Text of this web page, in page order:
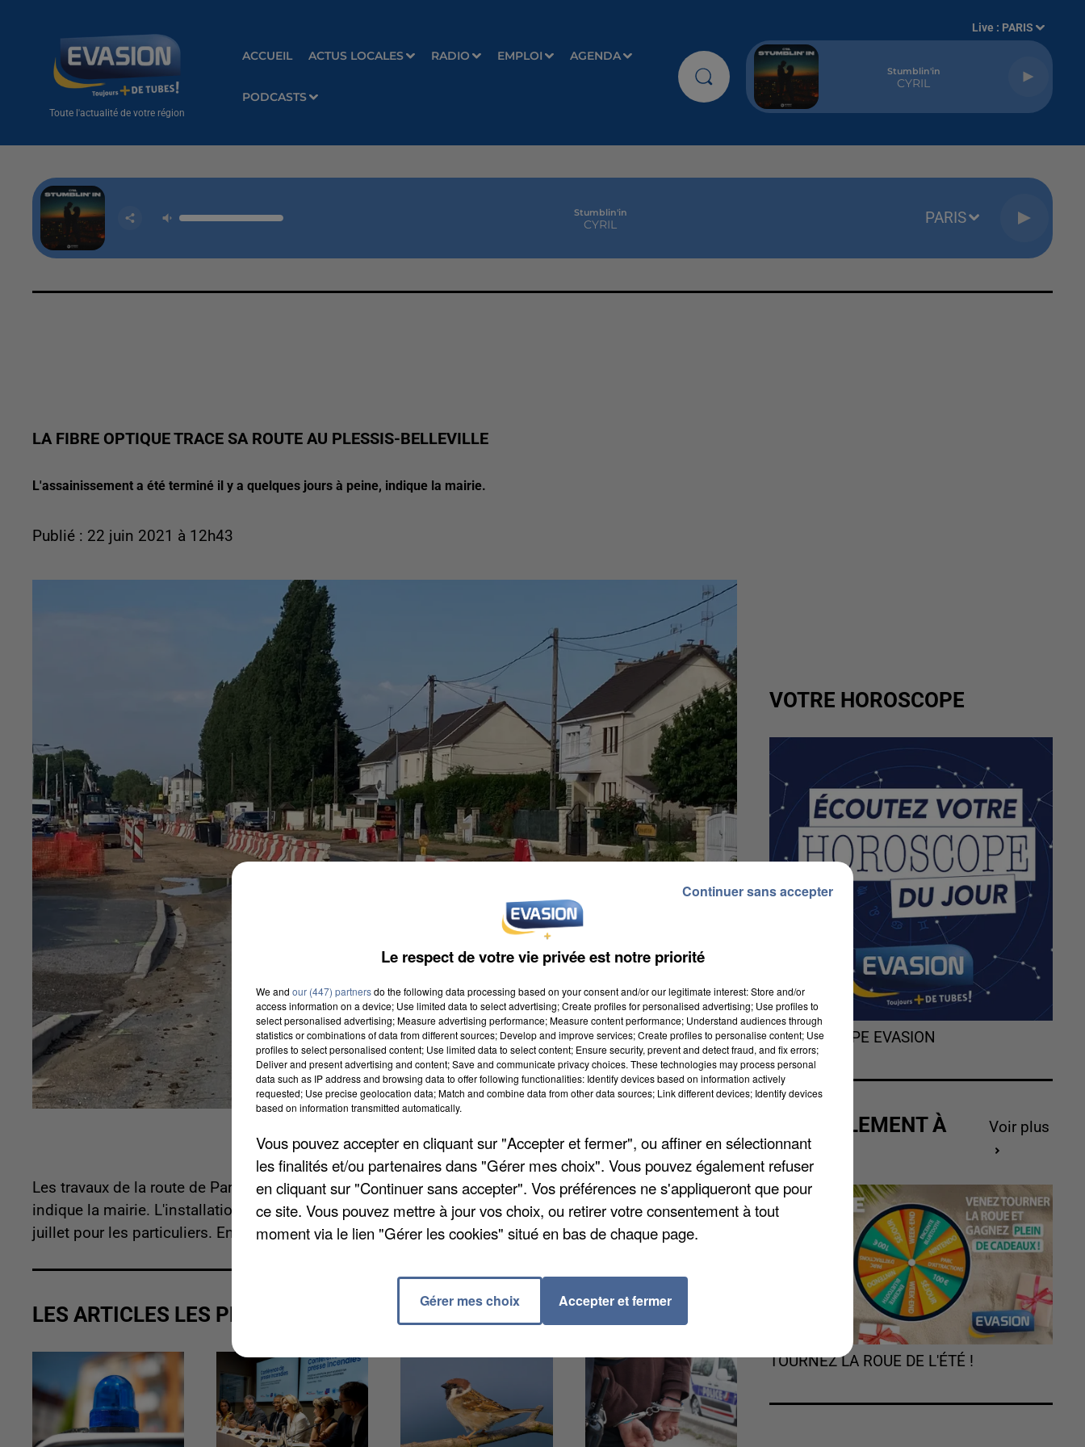
Toute l'actualité de votre région
ACCUEIL ACTUS LOCALES RADIO EMPLOI AGENDA
PODCASTS
Live : PARIS
Stumblin'in
CYRIL
Stumblin'in
CYRIL PARIS
LA FIBRE OPTIQUE TRACE SA ROUTE AU PLESSIS-BELLEVILLE
L'assainissement a été terminé il y a quelques jours à peine, indique la mairie.
Publié : 22 juin 2021 à 12h43
Les travaux de la route de Paris avancent. L'assainissement a été terminé il y a quelques jours à peine,
indique la mairie. L'installation de la fibre se poursuit également avec un début des installations mi-
juillet pour les particuliers. En décembre, un quart de la commune devrait déjà être couverte.
LES ARTICLES LES PLUS VUS
VOTRE HOROSCOPE
L'HOROSCOPE EVASION
ACTUELLEMENT À
GAGNER
Voir plus
TOURNEZ LA ROUE DE L'ÉTÉ !
Le respect de votre vie privée est notre priorité
We and our (447) partnersdo the following data processing based on your consent and/or our legitimate interest: Store and/or
access information on a device; Use limited data to select advertising; Create profiles for personalised advertising; Use profiles to
select personalised advertising; Measure advertising performance; Measure content performance; Understand audiences through
statistics or combinations of data from different sources; Develop and improve services; Create profiles to personalise content; Use
profiles to select personalised content; Use limited data to select content; Ensure security, prevent and detect fraud, and fix errors;
Deliver and present advertising and content; Save and communicate privacy choices. These technologies may process personal
data such as IP address and browsing data to offer following functionalities: Identify devices based on information actively
requested; Use precise geolocation data; Match and combine data from other data sources; Link different devices; Identify devices
based on information transmitted automatically.
Vous pouvez accepter en cliquant sur "Accepter et fermer", ou affiner en sélectionnant
les finalités et/ou partenaires dans "Gérer mes choix". Vous pouvez également refuser
en cliquant sur "Continuer sans accepter". Vos préférences ne s'appliqueront que pour
ce site. Vous pouvez mettre à jour vos choix, ou retirer votre consentement à tout
moment via le lien "Gérer les cookies" situé en bas de chaque page.
Gérer mes choix Accepter et fermer
Continuer sans accepter